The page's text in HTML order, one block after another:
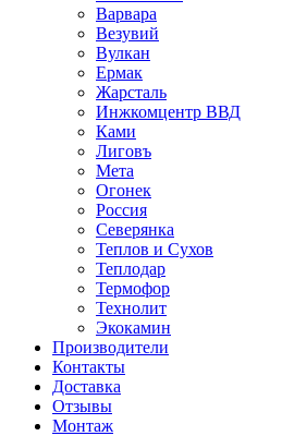
Варвара
Везувий
Вулкан
Ермак
Жарсталь
Инжкомцентр ВВД
Ками
Лиговъ
Мета
Огонек
Россия
Северянка
Теплов и Сухов
Теплодар
Термофор
Технолит
Экокамин
Производители
Контакты
Доставка
Отзывы
Монтаж